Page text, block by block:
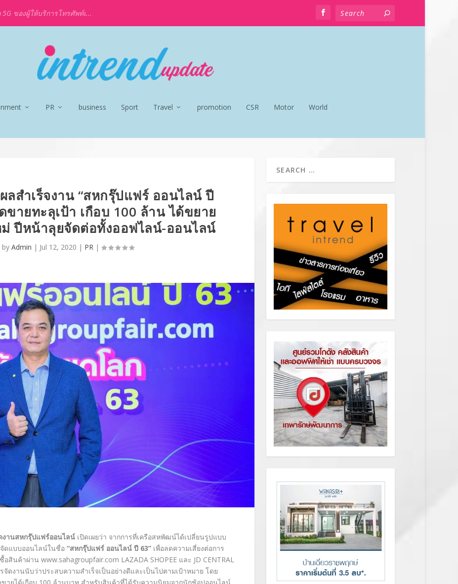
ของผู้ให้บริการโทรศัพท์เ...
PR business Sport Travel promotion CSR Motor World
สำเร็จงาน “สหกรุ๊ปแฟร์ ออนไลน์ ปี
ขายทะลุเป้า เกือบ 100 ล้าน ได้ขยาย
ปีหน้าลุยจัดต่อทั้งออฟไลน์-ออนไลน์
byAdmin | Jul 12, 2020 | PR |
านสหกรุ๊ปแฟร์ออนไลน์ เปิดเผยว่า จากการที่เครือสหพัฒน์ได้เปลี่ยนรูปแบบ
ดแบบออนไลน์ในชื่อ “สหกรุ๊ปแฟร์ ออนไลน์ ปี 63” เพื่อลดความเสี่ยงต่อการ
อสินค้าผ่าน www.sahagroupfair.com LAZADA SHOPEE และ JD CENTRAL
ดงานนับว่าประสบความสำเร็จเป็นอย่างดีและเป็นไปตามเป้าหมาย โดย